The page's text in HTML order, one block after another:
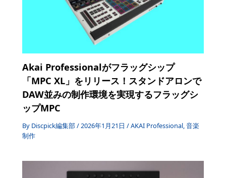
Akai Professionalがフラッグシップ
「MPC XL」をリリース！スタンドアロンで
DAW並みの制作環境を実現するフラッグシ
ップMPC
By Discpick編集部/2026年1月21日/AKAI Professional,音楽
制作